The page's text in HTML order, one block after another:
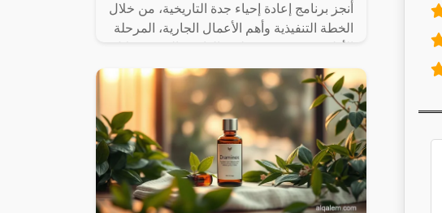
أنجز برنامج إعادة إحياء جدة التاريخية، من خلال
الخطة التنفيذية وأهم الأعمال الجارية، المرحلة
عام 2023، التي تضمنت